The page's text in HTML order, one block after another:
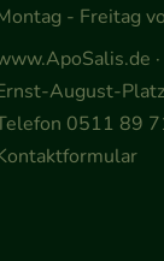
- Freitag
August-
0511 89